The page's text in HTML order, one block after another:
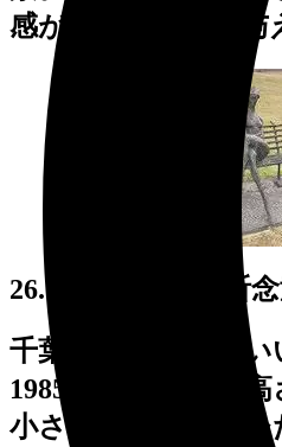
感が、深い陰影を与
26. 『祈念童子・祈念
千葉 精一 (ちば せい
1985・1986年制作 高
小さな手を合わせ